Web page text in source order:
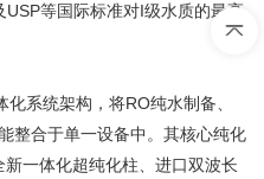
等国际标准对I级水质的最高
系统架构，将RO纯水制备、
整合于单一设备中。其核心纯化
一体化超纯化柱、进口双波长